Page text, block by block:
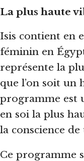
La plus haute
Isis contient en
féminin en
représente la
que l’on soit un
programme est
en soi la plus
la conscience
Ce programme